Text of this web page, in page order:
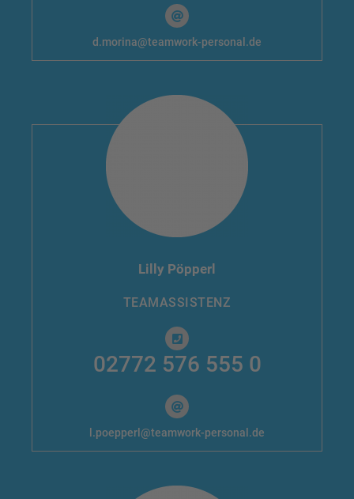
d.morina@teamwork-personal.de
Lilly Pöpperl
TEAMASSISTENZ
02772 576 555 0
l.poepperl@teamwork-personal.de